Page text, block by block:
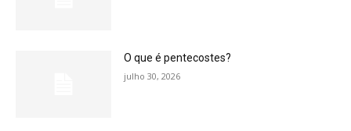
O que é pentecostes?
julho 30, 2026